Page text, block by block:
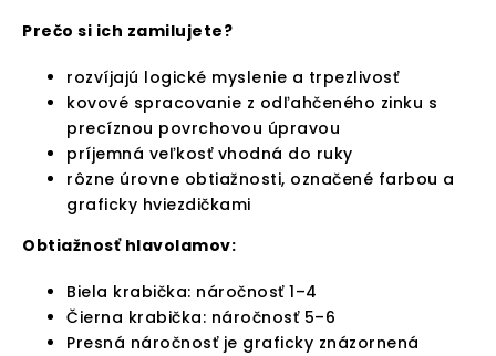
Prečo si ich zamilujete?
rozvíjajú logické myslenie a trpezlivosť
kovové spracovanie z odľahčeného zinku s
precíznou povrchovou úpravou
príjemná veľkosť vhodná do ruky
rôzne úrovne obtiažnosti, označené farbou a
graficky hviezdičkami
Obtiažnosť hlavolamov:
Biela krabička: náročnosť 1–4
Čierna krabička: náročnosť 5–6
Presná náročnosť je graficky znázornená